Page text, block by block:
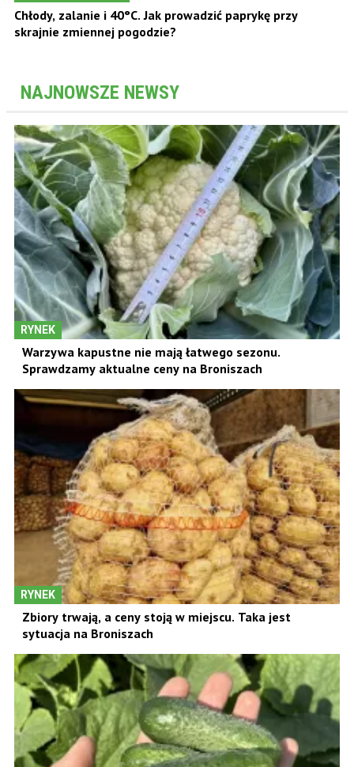
Chłody, zalanie i 40°C. Jak prowadzić paprykę przy
skrajnie zmiennej pogodzie?
NAJNOWSZE NEWSY
RYNEK
Warzywa kapustne nie mają łatwego sezonu.
Sprawdzamy aktualne ceny na Broniszach
RYNEK
Zbiory trwają, a ceny stoją w miejscu. Taka jest
sytuacja na Broniszach